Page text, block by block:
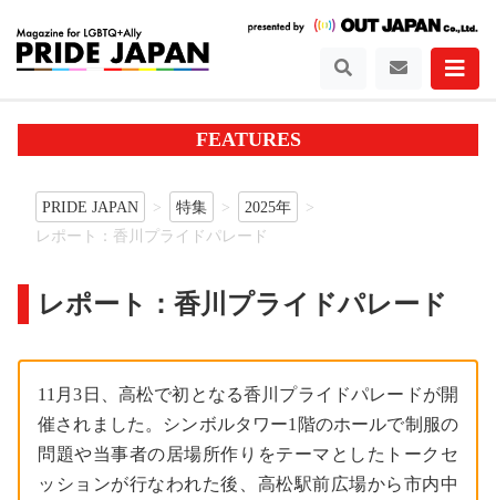
FEATURES
PRIDE JAPAN 特集
2025年
レポート：香川プライドパレード
レポート：香川プライドパレード
11月3日、高松で初となる香川プライドパレードが開
催されました。シンボルタワー1階のホールで制服の
問題や当事者の居場所作りをテーマとしたトークセ
ッションが行なわれた後、高松駅前広場から市内中